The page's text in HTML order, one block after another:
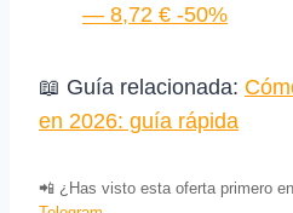
— 8,72 € -50%
📖 Guía relacionada:
en 2026: guía rápida
📲 ¿Has visto esta oferta primero